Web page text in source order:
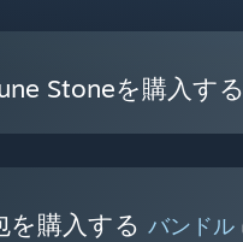
Stoneを購入する
を購入する バンドル